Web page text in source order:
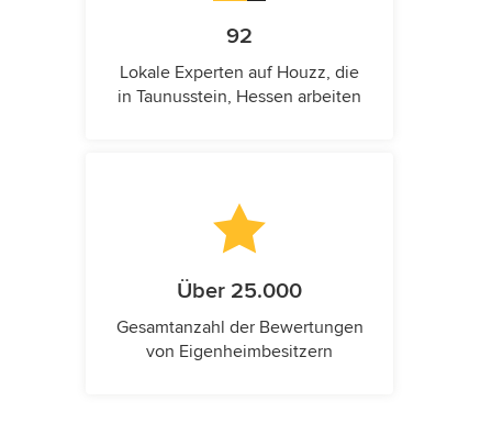
92
Lokale Experten auf Houzz, die
in Taunusstein, Hessen arbeiten
Über 25.000
Gesamtanzahl der Bewertungen
von Eigenheimbesitzern